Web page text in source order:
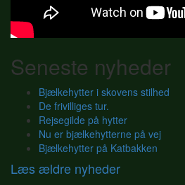
Seneste nyheder
Bjælkehytter i skovens stilhed
De frivilliges tur.
Rejsegilde på hytter
Nu er bjælkehytterne på vej
Bjælkehytter på Katbakken
Læs ældre nyheder